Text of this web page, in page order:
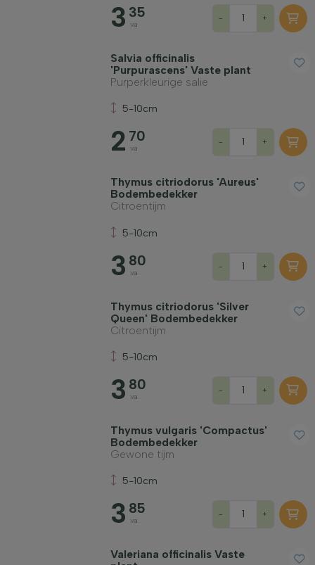
3 35
va
- +
Salvia officinalis
'Purpurascens' Vaste plant
Purperkleurige salie
5-10cm
2 70
va
- +
Thymus citriodorus 'Aureus'
Bodembedekker
Citroentijm
5-10cm
3 80
va
- +
Thymus citriodorus 'Silver
Queen' Bodembedekker
Citroentijm
5-10cm
3 80
va
- +
Thymus vulgaris 'Compactus'
Bodembedekker
Gewone tijm
5-10cm
3 85
va
- +
Valeriana officinalis Vaste